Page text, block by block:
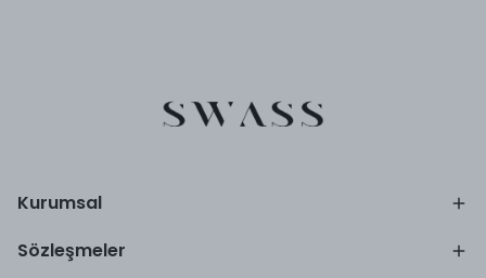
Kurumsal
Sözleşmeler